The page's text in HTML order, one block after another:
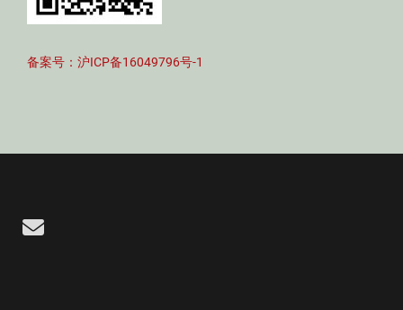
备案号：沪ICP备16049796号-1
Email